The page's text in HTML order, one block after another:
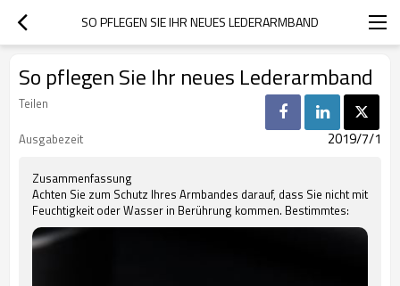
SO PFLEGEN SIE IHR NEUES LEDERARMBAND
So pflegen Sie Ihr neues Lederarmband
Teilen
Ausgabezeit
2019/7/1
Zusammenfassung
Achten Sie zum Schutz Ihres Armbandes darauf, dass Sie nicht mit
Feuchtigkeit oder Wasser in Berührung kommen. Bestimmtes: